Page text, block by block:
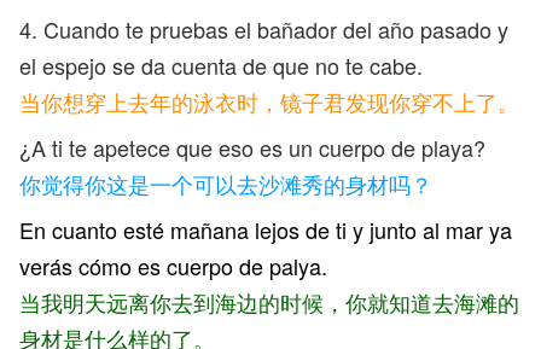
4. Cuando te pruebas el bañador del año pasado y
el espejo se da cuenta de que no te cabe.
当你想穿上去年的泳衣时，镜子君发现你穿不上了。
¿A ti te apetece que eso es un cuerpo de playa?
你觉得你这是一个可以去沙滩秀的身材吗？
En cuanto esté mañana lejos de ti y junto al mar ya
verás cómo es cuerpo de palya.
当我明天远离你去到海边的时候，你就知道去海滩的
身材是什么样的了。